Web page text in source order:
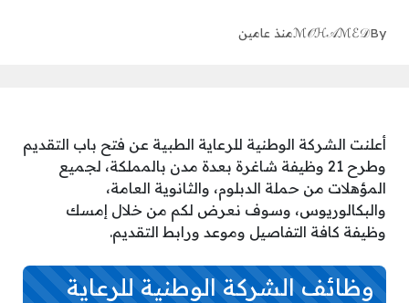
By
ℳ𝒪ℋ𝒜ℳℰ𝒟منذ عامين
أعلنت الشركة الوطنية للرعاية الطبية عن فتح باب التقديم
وطرح 21 وظيفة شاغرة بعدة مدن بالمملكة، لجميع
المؤهلات من حملة الدبلوم، والثانوية العامة،
والبكالوريوس، وسوف نعرض لكم من خلال إمسك
وظيفة كافة التفاصيل وموعد ورابط التقديم.
وظائف الشركة الوطنية للرعاية